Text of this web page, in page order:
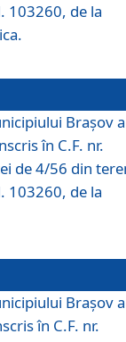
103260, de la
Braşov a
în C.F. nr.
de 4/56 din
103260, de la
Braşov a
în C.F. nr.